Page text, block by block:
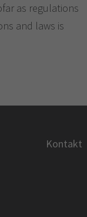
as regulations
and laws is
Kontakt